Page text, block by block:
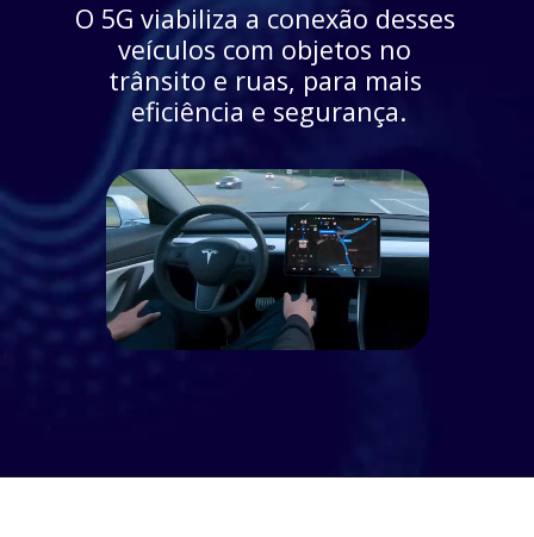
O 5G viabiliza a conexão desses
veículos com objetos no
trânsito e ruas, para mais
eficiência e segurança.